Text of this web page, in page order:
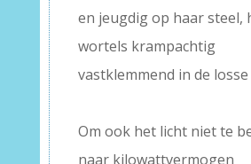
en jeugdig op haar steel,
wortels krampachtig
vastklemmend in de losse
Om ook het licht niet te
naar kilowattvermogen